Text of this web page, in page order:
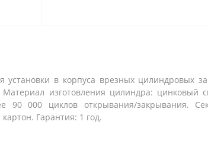
в корпуса врезных цилиндровых
изготовления цилиндра: цинковый
90 000 циклов открывания/закрывания.
Гарантия: 1 год.